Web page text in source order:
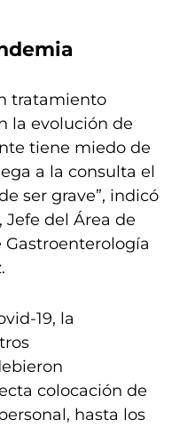
tratamiento
la evolución de
tiene miedo de
a la consulta el
ser grave”, indicó
del Área de
Gastroenterología
19, la
colocación de
hasta los